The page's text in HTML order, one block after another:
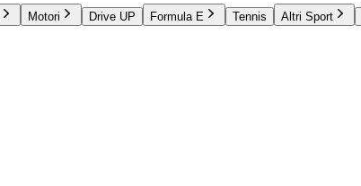
Motori Drive UP Formula E Tennis Altri Sport